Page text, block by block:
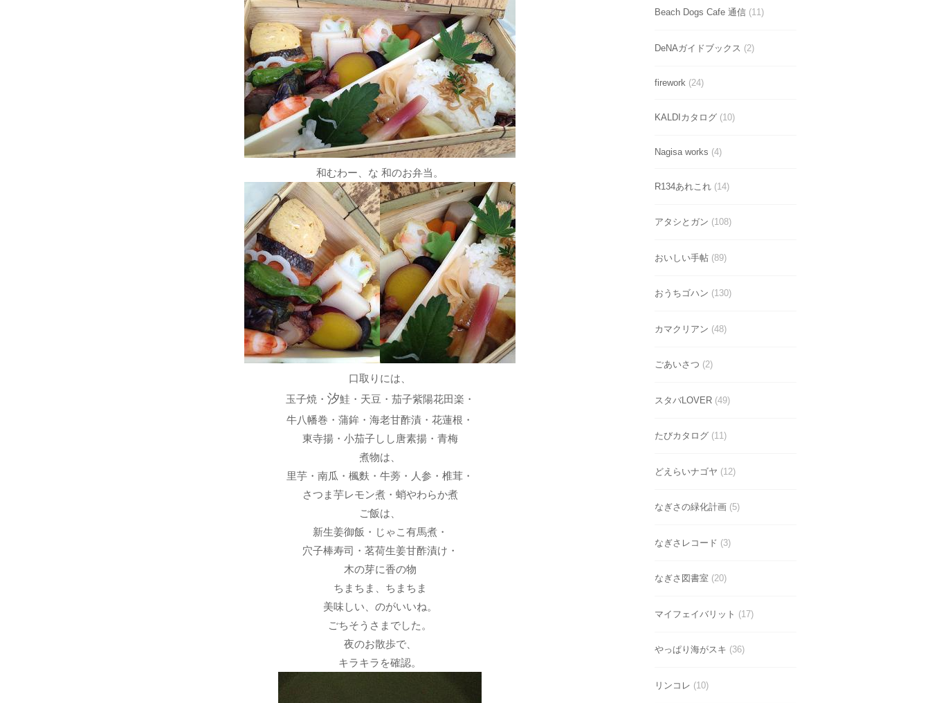
和むわー、な 和のお弁当。
口取りには、
玉子焼・ 汐鮭・天豆・茄子紫陽花田楽・
牛八幡巻・蒲鉾・海老甘酢漬・花蓮根・
東寺揚・小茄子しし唐素揚・青梅
煮物は、
里芋・南瓜・楓麩・牛蒡・人参・椎茸・
さつま芋レモン煮・蛸やわらか煮
ご飯は、
新生姜御飯・じゃこ有馬煮・
穴子棒寿司・茗荷生姜甘酢漬け・
木の芽に香の物
ちまちま、ちまちま
美味しい、のがいいね。
ごちそうさまでした。
夜のお散歩で、
キラキラを確認。
Beach Dogs Cafe 通信(11)
DeNAガイドブックス (2)
firework(24)
KALDIカタログ(10)
Nagisa works (4)
R134あれこれ(14)
アタシとガン (108)
おいしい手帖(89)
おうちゴハン (130)
カマクリアン (48)
ごあいさつ (2)
スタバLOVER(49)
たびカタログ(11)
どえらいナゴヤ (12)
なぎさの緑化計画(5)
なぎさレコード (3)
なぎさ図書室 (20)
マイフェイバリット (17)
やっぱり海がスキ (36)
リンコレ (10)